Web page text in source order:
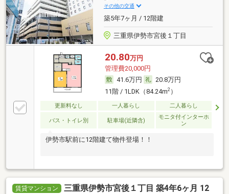
その他の交通
築5年7ヶ月 / 12階建
三重県伊勢市宮後１丁目
20.80万円
管理費20,000円
41.6万円
20.8万円
11階 / 1LDK（84.24m2）
更新料なし 一人暮らし 二人暮らし
バス・トイレ別 駐車場(近隣含)
モニタ付インターホ
ン
伊勢市駅前に12階建て物件登場！！
賃貸マンション
三重県伊勢市宮後１丁目 築4年6ヶ月 12